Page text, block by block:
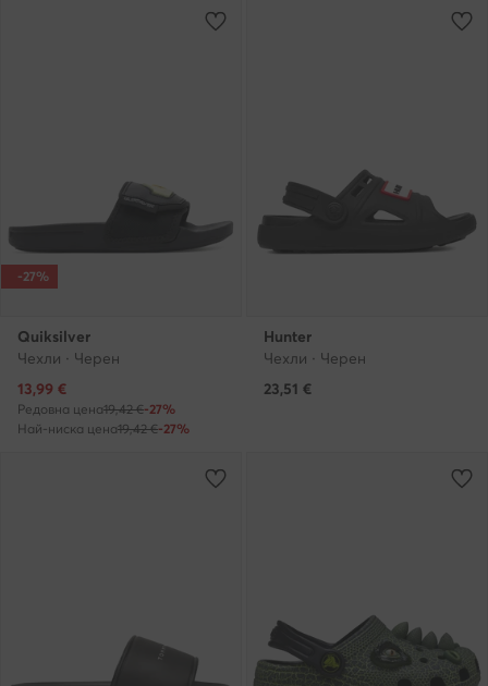
-27%
Quiksilver
Чехли · Черен
Актуална цена
13,99 €
Редовна цена19,42 €-27%
Най-ниска цена19,42 €-27%
Hunter
Чехли · Черен
23,51 €